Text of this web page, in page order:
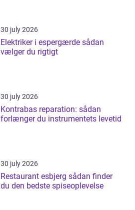
30 july 2026
Elektriker i espergærde sådan
vælger du rigtigt
30 july 2026
Kontrabas reparation: sådan
forlænger du instrumentets levetid
30 july 2026
Restaurant esbjerg sådan finder
du den bedste spiseoplevelse